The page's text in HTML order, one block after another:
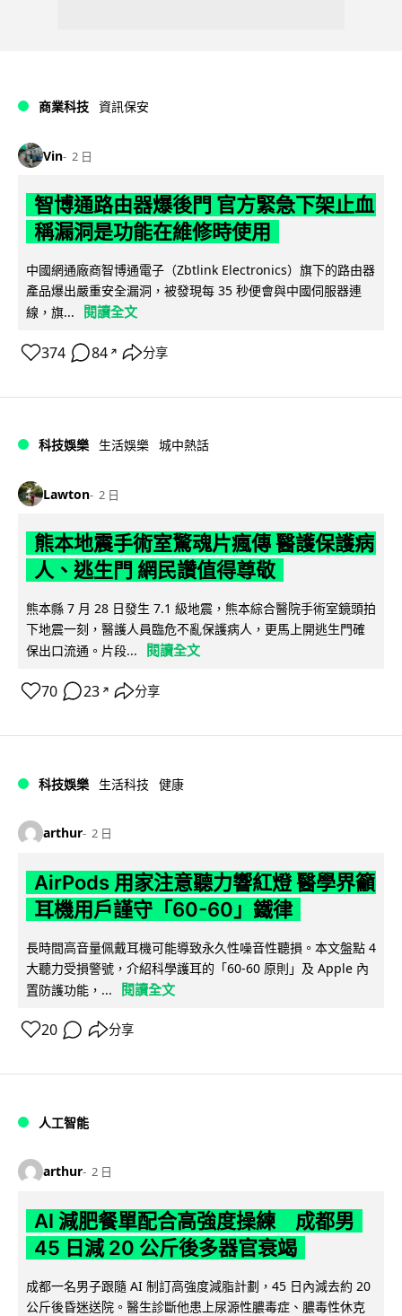
商業科技 資訊保安
Vin 2 日
智博通路由器爆後門 官方緊急下架止血
稱漏洞是功能在維修時使用
中國網通廠商智博通電子（Zbtlink Electronics）旗下的路由器
產品爆出嚴重安全漏洞，被發現每 35 秒便會與中國伺服器連
線，旗...
閱讀全文
374 84 ↗ 分享
科技娛樂 生活娛樂 城中熱話
Lawton 2 日
熊本地震手術室驚魂片瘋傳 醫護保護病
人、逃生門 網民讚值得尊敬
熊本縣 7 月 28 日發生 7.1 級地震，熊本綜合醫院手術室鏡頭拍
下地震一刻，醫護人員臨危不亂保護病人，更馬上開逃生門確
保出口流通。片段...
閱讀全文
70 23 ↗ 分享
科技娛樂 生活科技 健康
arthur 2 日
AirPods 用家注意聽力響紅燈 醫學界籲
耳機用戶謹守「60-60」鐵律
長時間高音量佩戴耳機可能導致永久性噪音性聽損。本文盤點 4
大聽力受損警號，介紹科學護耳的「60-60 原則」及 Apple 內
置防護功能，...
閱讀全文
20 分享
人工智能
arthur 2 日
AI 減肥餐單配合高強度操練 成都男
45 日減 20 公斤後多器官衰竭
成都一名男子跟隨 AI 制訂高強度減脂計劃，45 日內減去約 20
公斤後昏迷送院。醫生診斷他患上尿源性膿毒症、膿毒性休克